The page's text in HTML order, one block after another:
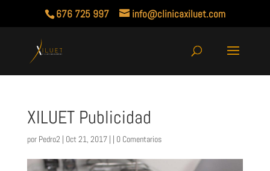
676 725 997 info@clinicaxiluet.com
XILUET Publicidad
por Pedro2 | Oct 21, 2017 | | 0 Comentarios